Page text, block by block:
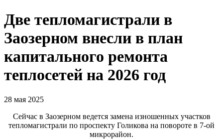
Две тепломагистрали в
Заозерном внесли в план
капитального ремонта
теплосетей на 2026 год
28 мая 2025
Сейчас в Заозерном ведется замена изношенных участков
тепломагистрали по проспекту Голикова на повороте в 7-ой
микрорайон.